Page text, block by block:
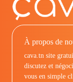
À propos de
cava.tn site
discutez et
vous en simple